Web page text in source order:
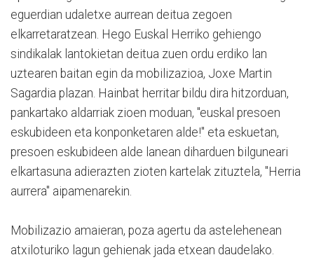
eguerdian udaletxe aurrean deitua zegoen
elkarretaratzean. Hego Euskal Herriko gehiengo
sindikalak lantokietan deitua zuen ordu erdiko lan
uztearen baitan egin da mobilizazioa, Joxe Martin
Sagardia plazan. Hainbat herritar bildu dira hitzorduan,
pankartako aldarriak zioen moduan, "euskal presoen
eskubideen eta konponketaren alde!" eta eskuetan,
presoen eskubideen alde lanean diharduen bilguneari
elkartasuna adierazten zioten kartelak zituztela, "Herria
aurrera" aipamenarekin.
Mobilizazio amaieran, poza agertu da astelehenean
atxiloturiko lagun gehienak jada etxean daudelako.